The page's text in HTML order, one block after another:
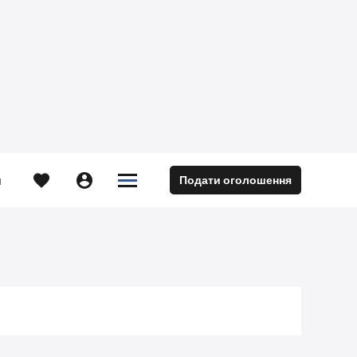
  

 Подати оголошення